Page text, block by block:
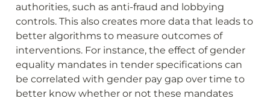
authorities, such as anti-fraud and lobbying
controls. This also creates more data that leads to
better algorithms to measure outcomes of
interventions. For instance, the effect of gender
equality mandates in tender specifications can
be correlated with gender pay gap over time to
better know whether or not these mandates